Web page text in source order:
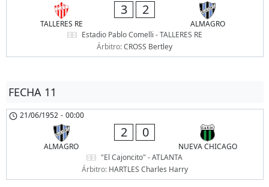
TALLERES RE
3 2
ALMAGRO
Estadio Pablo Comelli - TALLERES RE
Árbitro:CROSS Bertley
FECHA 11
21/06/1952 - 00:00
ALMAGRO
2 0
NUEVA CHICAGO
"El Cajoncito" - ATLANTA
Árbitro: HARTLES Charles Harry